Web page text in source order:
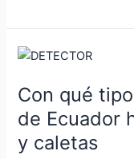
Con qué
de Ecuador
y caletas
Con
tipo
de
los